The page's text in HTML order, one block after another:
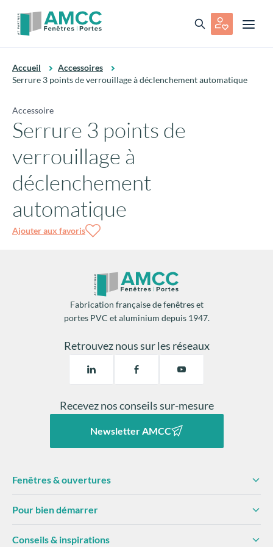
Accueil
Accessoires
Serrure 3 points de verrouillage à déclenchement automatique
Accessoire
Serrure 3 points de
verrouillage à
déclenchement
automatique
Ajouter aux favoris
Fabrication française de fenêtres et
portes PVC et aluminium depuis 1947.
Retrouvez nous sur les réseaux
Recevez nos conseils sur-mesure
Newsletter AMCC
Fenêtres & ouvertures
Pour bien démarrer
Conseils & inspirations